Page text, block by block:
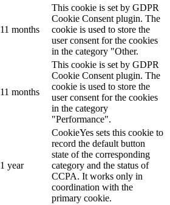
11 months
This cookie is set by GDPR
Cookie Consent plugin. The
cookie is used to store the
user consent for the cookies
in the category "Other.
11 months
This cookie is set by GDPR
Cookie Consent plugin. The
cookie is used to store the
user consent for the cookies
in the category
"Performance".
1 year
CookieYes sets this cookie to
record the default button
state of the corresponding
category and the status of
CCPA. It works only in
coordination with the
primary cookie.